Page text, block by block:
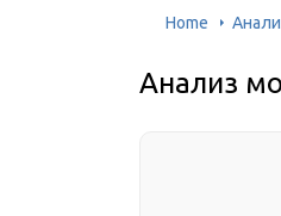
Home
Анализ